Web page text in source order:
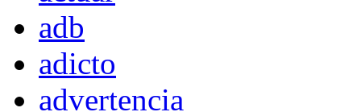
adb
adicto
advertencia